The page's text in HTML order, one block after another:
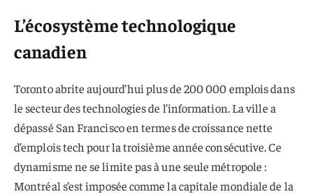
L’écosystème technologique
canadien
Toronto abrite aujourd’hui plus de 200 000 emplois dans
le secteur des technologies de l’information. La ville a
dépassé San Francisco en termes de croissance nette
d’emplois tech pour la troisième année consécutive. Ce
dynamisme ne se limite pas à une seule métropole :
Montréal s’est imposée comme la capitale mondiale de la